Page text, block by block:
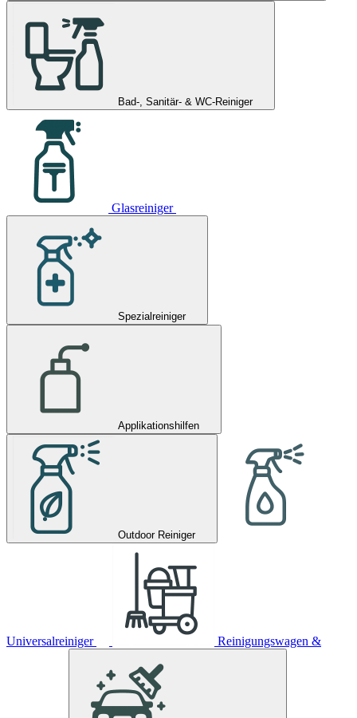
Bad-, Sanitär- & WC-Reiniger
Glasreiniger
Spezialreiniger
Applikationshilfen
Outdoor Reiniger
Universalreiniger Reinigungswagen &